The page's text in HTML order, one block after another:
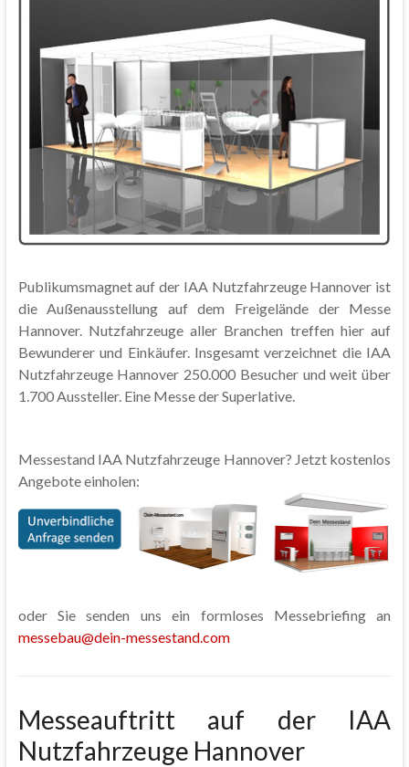
Publikumsmagnet auf der IAA Nutzfahrzeuge Hannover ist
die Außenausstellung auf dem Freigelände der Messe
Hannover. Nutzfahrzeuge aller Branchen treffen hier auf
Bewunderer und Einkäufer. Insgesamt verzeichnet die IAA
Nutzfahrzeuge Hannover 250.000 Besucher und weit über
1.700 Aussteller. Eine Messe der Superlative.
Messestand IAA Nutzfahrzeuge Hannover? Jetzt kostenlos
Angebote einholen:
oder Sie senden uns ein formloses Messebriefing an
messebau@dein-messestand.com
Messeauftritt auf der IAA
Nutzfahrzeuge Hannover